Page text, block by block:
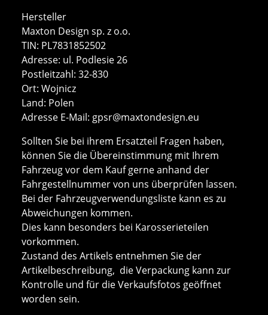
Hersteller
Maxton Design sp. z o.o.
TIN: PL7831852502
Adresse: ul. Podlesie 26
Postleitzahl: 32-830
Ort: Wojnicz
Land: Polen
Adresse E-Mail: gpsr@maxtondesign.eu
Sollten Sie bei ihrem Ersatzteil Fragen haben,
können Sie die Übereinstimmung mit Ihrem
Fahrzeug vor dem Kauf gerne anhand der
Fahrgestellnummer von uns überprüfen lassen.
Bei der Fahrzeugverwendungsliste kann es zu
Abweichungen kommen.
Dies kann besonders bei Karosserieteilen
vorkommen.
Zustand des Artikels entnehmen Sie der
Artikelbeschreibung, die Verpackung kann zur
Kontrolle und für die Verkaufsfotos geöffnet
worden sein.